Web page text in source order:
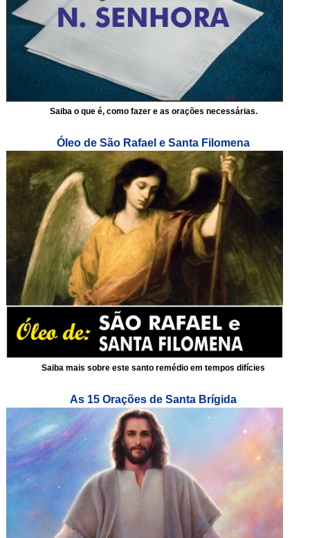
Saiba o que é, como fazer e as orações necessárias.
Óleo de São Rafael e Santa Filomena
Saiba mais sobre este santo remédio em tempos difícies
As 15 Orações de Santa Brígida